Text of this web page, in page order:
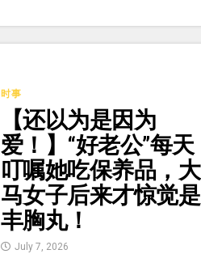
时事
【还以为是因为
爱！】“好老公”每天
叮嘱她吃保养品，大
马女子后来才惊觉是
丰胸丸！
July 7, 2026